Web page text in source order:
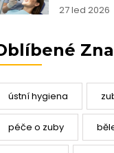
27 led 2026
ústní hygiena
péče o zuby